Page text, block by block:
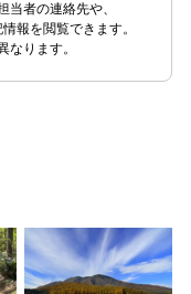
当者の連絡先や、
報を閲覧できます。
ります。